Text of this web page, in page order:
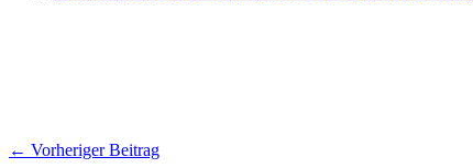
← Vorheriger Beitrag